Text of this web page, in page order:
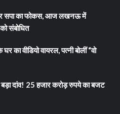
पर सपा का फोकस, आज लखनऊ में
संबोधित
का वीडियो वायरल, पत्नी बोलीं “वो
दांव! 25 हजार करोड़ रुपये का बजट